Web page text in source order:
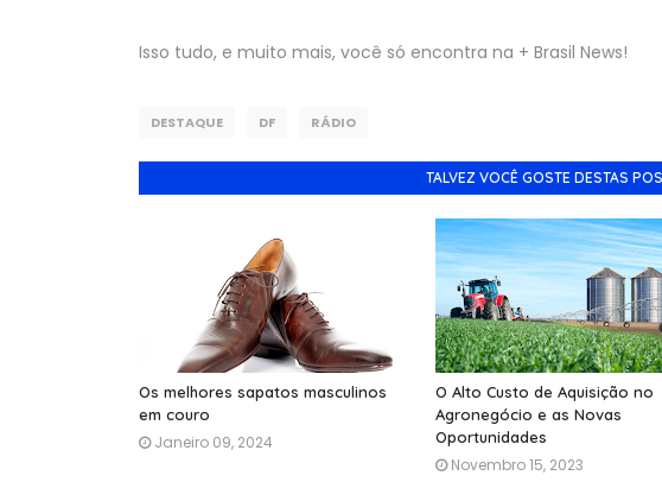
Isso tudo, e muito mais, você só encontra na + Brasil News!
DESTAQUE DF RÁDIO
TALVEZ VOCÊ GOSTE DESTAS
Os melhores sapatos masculinos
em couro
Janeiro 09, 2024
O Alto Custo de Aquisição no
Agronegócio e as Novas
Oportunidades
Novembro 15, 2023